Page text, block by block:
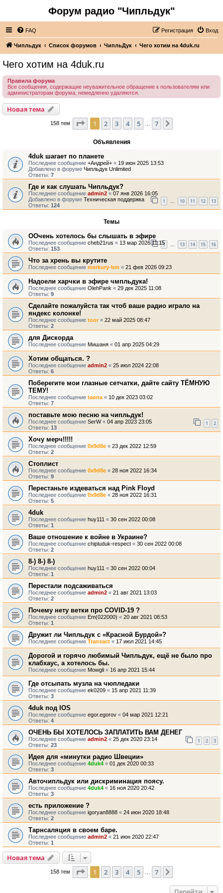
Форум радио "Чипльдук"
FAQ Вход
Регистрация
Чипльдук Список форумов ЧипльДук Чего хотим на 4duk.ru
Чего хотим на 4duk.ru
Правила форума
Все сообщения, содержащие неуважительное обращение к пользователям или
администраторам форума, немедленно удаляются.
Новая тема
158 тем Страница из
1 2 3 4 5 7
Объявления
4duk шагает по планете
Последнее сообщение +Андрей+ « 19 июн 2025 13:53
Добавлено в форуме Чипльдук Unlimited
Ответы: 7
Где и как слушать Чипльдук?
Последнее сообщение admin2 « 07 янв 2026 16:05
Добавлено в форуме Техническая поддержка
Ответы: 124
1 … 10 11 12 13
Темы
ООчень хотелось бы слышать в эфире
Последнее сообщение cheb21rus « 13 мар 2026 11:15
Ответы: 153
1 … 13 14 15 16
Что за хрень вы крутите
Последнее сообщение merkury-bm « 21 фев 2026 09:23
Надоели харчки в эфире чмпльдука!
Последнее сообщение OlehPank « 29 дек 2025 11:08
Ответы: 9
Сделайте пожалуйста так чтоб ваше радио играло на
яндекс колонке!
Последнее сообщение toor « 22 май 2025 08:47
Ответы: 2
для Дискорда
Последнее сообщение Мишаня « 01 апр 2025 04:29
Хотим общаться. ?
Последнее сообщение admin2 « 25 июл 2024 22:08
Ответы: 6
Поберегите мои глазные сетчатки, дайте сайту ТЁМНУЮ
ТЕМУ!
Последнее сообщение taona « 10 дек 2023 03:02
Ответы: 7
поставьте мою песню на чипльдук!
Последнее сообщение SerW« 04 апр 2023 23:05
Ответы: 13
1 2
Хочу мерч!!!!!
Последнее сообщение 0x9d8e « 23 дек 2022 12:59
Ответы: 2
Стоплист
Последнее сообщение 0x9d8e « 28 ноя 2022 16:34
Ответы: 9
Перестаньте издеваться над Pink Floyd
Последнее сообщение 0x9d8e « 28 ноя 2022 16:31
Ответы: 5
4duk
Последнее сообщение huy111 « 30 сен 2022 00:08
Ответы: 1
Ваше отношение к войне в Украине?
Последнее сообщение chipluduk-respect « 30 сен 2022 00:08
Ответы: 2
8-) 8-) 8-)
Последнее сообщение huy111 « 30 сен 2022 00:04
Ответы: 1
Перестали подсаживаться
Последнее сообщение admin2 « 21 авг 2021 13:03
Ответы: 2
Почему нету ветки про COVID-19 ?
Последнее сообщение Em(022000) « 20 авг 2021 08:53
Ответы: 1
Дружит ли Чипльдук с «Красной Бурдой»?
Последнее сообщение Transact « 17 июл 2021 14:45
Дорогой и горячо любимый Чипльдук, ещё не было про
клабхаус, а хотелось бы.
Последнее сообщение Mowgli « 16 апр 2021 15:44
Где отсыпать музла на чюпледаки
Последнее сообщение ek0209 « 15 апр 2021 11:39
Ответы: 3
4duk под IOS
Последнее сообщение egor.egorov « 04 мар 2021 12:21
Ответы: 4
ОЧЕНЬ БЫ ХОТЕЛОСЬ ЗАПЛАТИТЬ ВАМ ДЕНЕГ
Последнее сообщение admin2 « 25 дек 2020 23:14
Ответы: 23
1 2 3
Идея для «минутки радио Швеции»
Последнее сообщение 4duk4 « 01 дек 2020 00:33
Ответы: 3
Авточипльдук или дискриминация поясу.
Последнее сообщение 4duk4 « 16 ноя 2020 20:42
Ответы: 3
есть приложение ?
Последнее сообщение igoryan8888 « 24 июн 2020 18:48
Ответы: 2
Тарнсаляция в своем баре.
Последнее сообщение admin2 « 21 июн 2020 22:47
Ответы: 1
Новая тема
158 тем Страница из
1 2 3 4 5 7